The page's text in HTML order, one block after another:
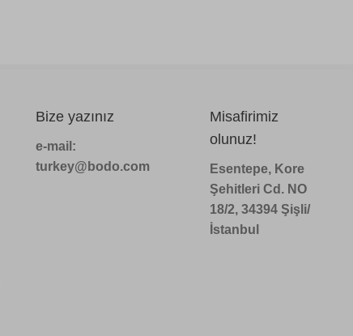
Bize yazınız
e-mail:
turkey@bodo.com
Misafirimiz
olunuz!
Esentepe, Kore
Şehitleri Cd. NO
18/2, 34394 Şişli/
İstanbul